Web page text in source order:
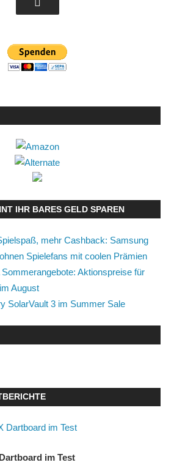
IHR BARES GELD SPAREN
mehr Cashback: Samsung
Spielefans mit coolen Prämien
Sommerangebote: Aktionspreise für
August
SolarVault 3 im Summer Sale
im Test